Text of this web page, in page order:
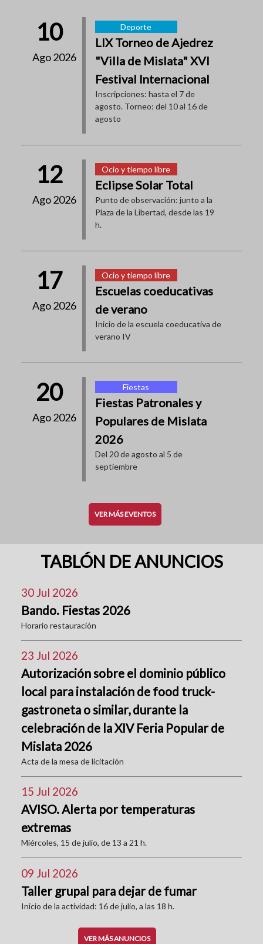
10
Ago 2026
Deporte
LIX Torneo de Ajedrez
"Villa de Mislata" XVI
Festival Internacional
Inscripciones: hasta el 7 de
agosto. Torneo: del 10 al 16 de
agosto
12
Ago 2026
Ocio y tiempo libre
Eclipse Solar Total
Punto de observación: junto a la
Plaza de la Libertad, desde las 19
h.
17
Ago 2026
Ocio y tiempo libre
Escuelas coeducativas
de verano
Inicio de la escuela coeducativa de
verano IV
20
Ago 2026
Fiestas
Fiestas Patronales y
Populares de Mislata
2026
Del 20 de agosto al 5 de
septiembre
VER MÁS EVENTOS
TABLÓN DE ANUNCIOS
30 Jul 2026
Bando. Fiestas 2026
Horario restauración
23 Jul 2026
Autorización sobre el dominio público
local para instalación de food truck-
gastroneta o similar, durante la
celebración de la XIV Feria Popular de
Mislata 2026
Acta de la mesa de licitación
15 Jul 2026
AVISO. Alerta por temperaturas
extremas
Miércoles, 15 de julio, de 13 a 21 h.
09 Jul 2026
Taller grupal para dejar de fumar
Inicio de la actividad: 16 de julio, a las 18 h.
VER MÁS ANUNCIOS